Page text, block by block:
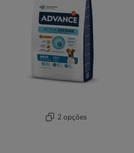
2 opções